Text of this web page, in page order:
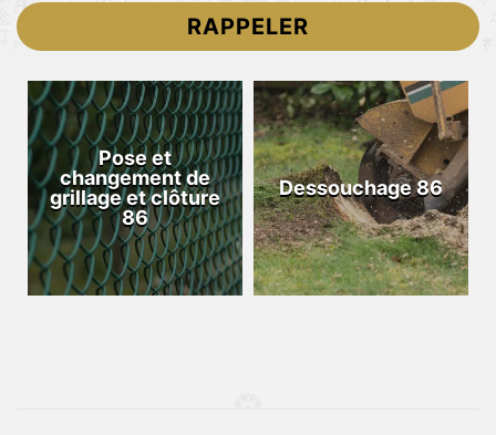
Pose et
changement de
grillage et clôture
86
Dessouchage 86